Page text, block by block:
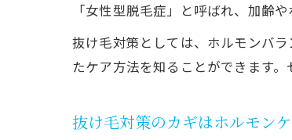
「女性型脱毛症」と呼ばれ、加齢
抜け毛対策としては、ホルモンバ
たケア方法を知ることができます
抜け毛対策のカギはホルモン